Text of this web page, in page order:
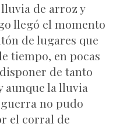
de arroz y
llegó el momento
de lugares que
tiempo, en pocas
de tanto
aunque la lluvia
no pudo
el corral de